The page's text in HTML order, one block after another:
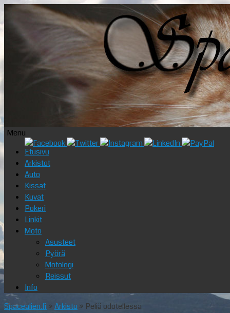
Menu
Skip
content
Etusivu
Arkistot
Auto
Kissat
Kuvat
Pokeri
Linkit
Moto
Asusteet
Pyörä
Motologi
Reissut
Info
Spacealien.fi »Arkisto » Peliä odotellessa